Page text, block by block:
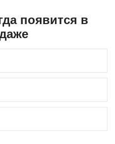
появится в